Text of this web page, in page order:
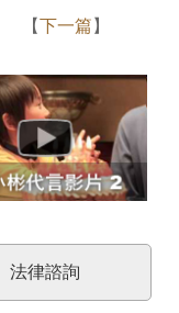
【下一篇 】
法律諮詢